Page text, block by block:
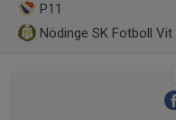
P11
Nödinge SK Fotboll Vit